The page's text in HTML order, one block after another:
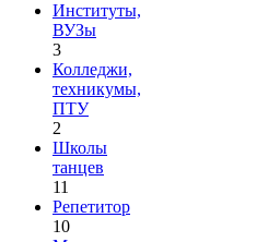
Институты,
ВУЗы
3
Колледжи,
техникумы,
ПТУ
2
Школы
танцев
11
Репетитор
10